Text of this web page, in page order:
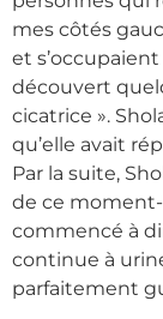
mes côtés
et
découvert
cicatrice ».
qu’elle avait
Par la suite,
de ce
commencé à
continue à
parfaitement